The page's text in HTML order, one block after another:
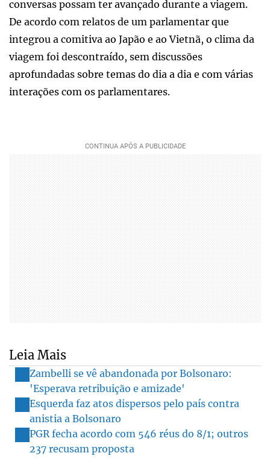
conversas possam ter avançado durante a viagem.
De acordo com relatos de um parlamentar que
integrou a comitiva ao Japão e ao Vietnã, o clima da
viagem foi descontraído, sem discussões
aprofundadas sobre temas do dia a dia e com várias
interações com os parlamentares.
Leia Mais
Zambelli se vê abandonada por Bolsonaro:
'Esperava retribuição e amizade'
Esquerda faz atos dispersos pelo país contra
anistia a Bolsonaro
PGR fecha acordo com 546 réus do 8/1; outros
237 recusam proposta